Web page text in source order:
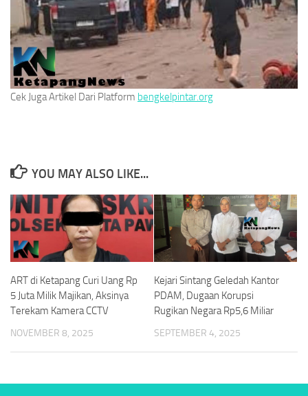
Cek Juga Artikel Dari Platform bengkelpintar.org
YOU MAY ALSO LIKE...
ART di Ketapang Curi Uang Rp
5 Juta Milik Majikan, Aksinya
Terekam Kamera CCTV
NOVEMBER 8, 2025
Kejari Sintang Geledah Kantor
PDAM, Dugaan Korupsi
Rugikan Negara Rp5,6 Miliar
SEPTEMBER 4, 2025